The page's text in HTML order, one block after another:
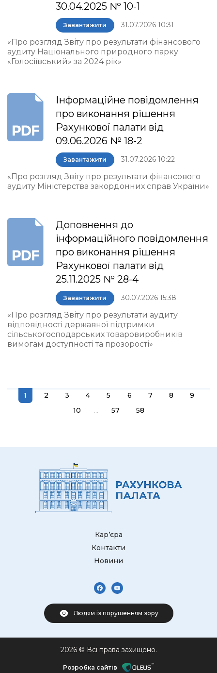
30.04.2025 № 10-1
Завантажити 31.07.2026 10:31
«Про розгляд Звіту про результати фінансового
аудиту Національного природного парку
«Голосіївський» за 2024 рік»
Інформаційне повідомлення
про виконання рішення
Рахункової палати від
09.06.2026 № 18-2
Завантажити 31.07.2026 10:22
«Про розгляд Звіту про результати фінансового
аудиту Міністерства закордонних справ України»
Доповнення до
інформаційного повідомлення
про виконання рішення
Рахункової палати від
25.11.2025 № 28-4
Завантажити 30.07.2026 15:38
«Про розгляд Звіту про результати аудиту
відповідності державної підтримки
сільськогосподарських товаровиробників
вимогам доступності та прозорості»
1 2 3 4 5 6 7 8
9
10
... 57 58
Кар’єра
Контакти
Новини
Людям із порушенням зору
2026 © Всі права захищено.
Розробка сайтів